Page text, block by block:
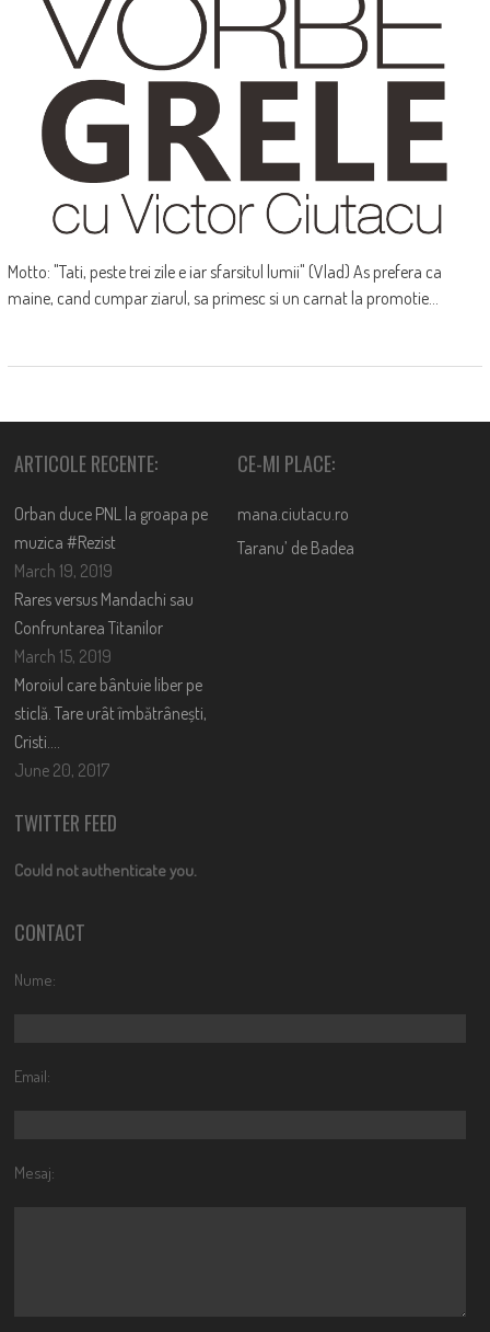
Motto: "Tati, peste trei zile e iar sfarsitul lumii" (Vlad) As prefera ca
maine, cand cumpar ziarul, sa primesc si un carnat la promotie...
ARTICOLE RECENTE:
Orban duce PNL la groapa pe
muzica #Rezist
March 19, 2019
Rares versus Mandachi sau
Confruntarea Titanilor
March 15, 2019
Moroiul care bântuie liber pe
sticlă. Tare urât îmbătrânești,
Cristi….
June 20, 2017
CE-MI PLACE:
mana.ciutacu.ro
Taranu’ de Badea
TWITTER FEED
Could not authenticate you.
CONTACT
Nume:
Email:
Mesaj: